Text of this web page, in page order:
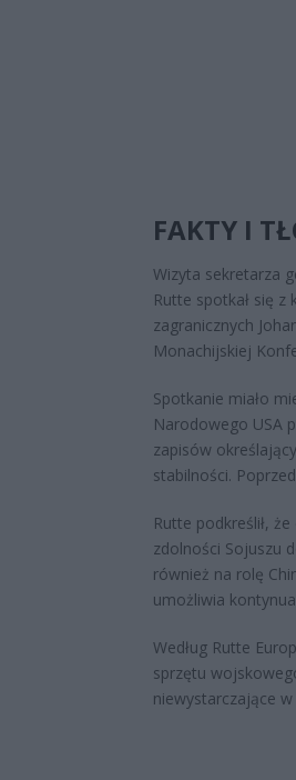
FAKTY I
Wizyta sekretarza
Rutte spotkał się
zagranicznych
Monachijskiej
Spotkanie miało
Narodowego USA
zapisów
stabilności.
Rutte podkreślił,
zdolności Sojuszu
również na rolę
umożliwia
Według Rutte
sprzętu
niewystarczające